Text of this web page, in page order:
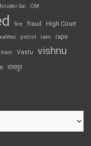
Sai CM
fire fraud High Court
petrol rain rape
train Vastu vishnu
रायपुर